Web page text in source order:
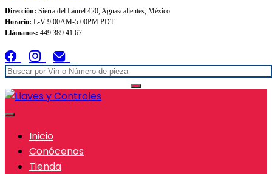
Dirección: Sierra del Laurel 420, Aguascalientes, México
Horario: L-V 9:00AM-5:00PM PDT
Llámanos: 449 389 41 67
Inicio
Conócenos
Tienda